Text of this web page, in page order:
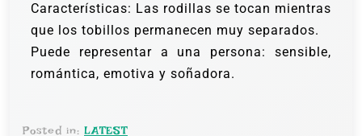
Características: Las rodillas se tocan mientras
que los tobillos permanecen muy separados.
Puede representar a una persona: sensible,
romántica, emotiva y soñadora.
Posted in: LATEST